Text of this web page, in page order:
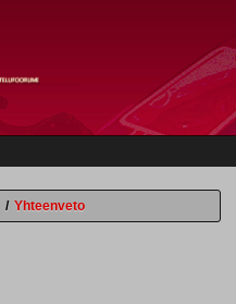
/ Yhteenveto